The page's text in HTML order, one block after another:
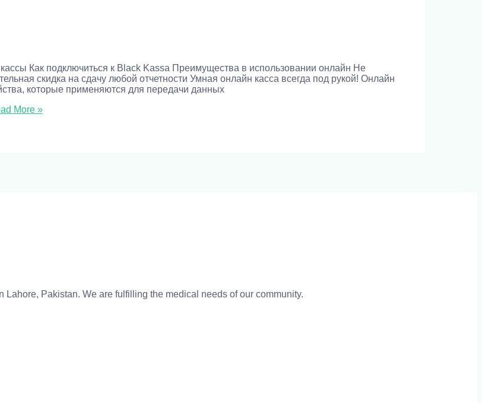
Как подключиться к Black Kassa Преимущества в использовании онлайн Не
скидка на сдачу любой отчетности Умная онлайн касса всегда под рукой! Онлайн
которые применяются для передачи данных
More »
Pakistan. We are fulfilling the medical needs of our community.